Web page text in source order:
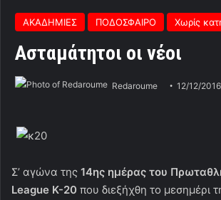
ΑΚΑΔΗΜΙΕΣ ΠΟΔΟΣΦΑΙΡΟ Χωρίς
Ασταμάτητοι οι νέοι
Redaroume 12/12/2016
Σ’ αγώνα της 14ης ημέρας του
League K-20 που διεξήχθη το μεσημέρι